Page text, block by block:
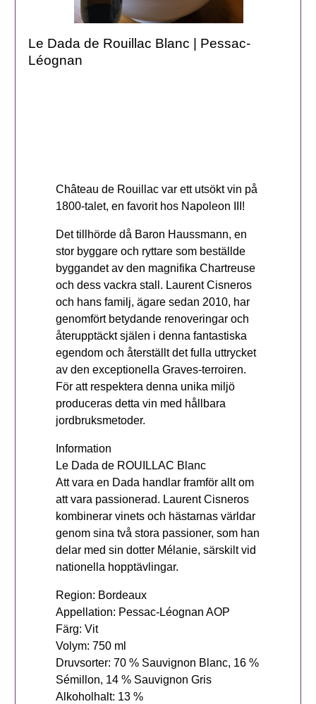
Le Dada de Rouillac Blanc | Pessac-
Léognan
Château de Rouillac var ett utsökt vin på
1800-talet, en favorit hos Napoleon III!
Det tillhörde då Baron Haussmann, en
stor byggare och ryttare som beställde
byggandet av den magnifika Chartreuse
och dess vackra stall. Laurent Cisneros
och hans familj, ägare sedan 2010, har
genomfört betydande renoveringar och
återupptäckt själen i denna fantastiska
egendom och återställt det fulla uttrycket
av den exceptionella Graves-terroiren.
För att respektera denna unika miljö
produceras detta vin med hållbara
jordbruksmetoder.
Information
Le Dada de ROUILLAC Blanc
Att vara en Dada handlar framför allt om
att vara passionerad. Laurent Cisneros
kombinerar vinets och hästarnas världar
genom sina två stora passioner, som han
delar med sin dotter Mélanie, särskilt vid
nationella hopptävlingar.
Region: Bordeaux
Appellation: Pessac-Léognan AOP
Färg: Vit
Volym: 750 ml
Druvsorter: 70 % Sauvignon Blanc, 16 %
Sémillon, 14 % Sauvignon Gris
Alkoholhalt: 13 %